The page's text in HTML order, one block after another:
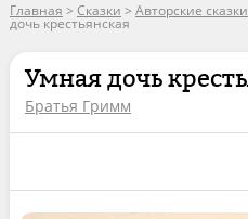
Главная > Сказки > Авторские сказки
дочь крестьянская
Умная дочь
Братья Гримм